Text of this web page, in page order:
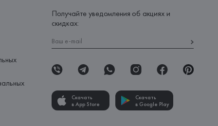
Получайте уведомления об акциях и
скидках:
Скачать
в App Store
Скачать
в Google Play